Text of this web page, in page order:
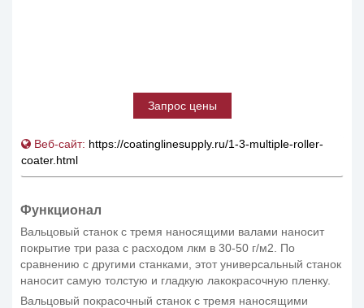
Запрос цены
Веб-сайт: https://coatinglinesupply.ru/1-3-multiple-roller-
coater.html
Функционал
Вальцовый станок с тремя наносящими валами наносит
покрытие три раза с расходом лкм в 30-50 г/м2. По
сравнению с другими станками, этот универсальный станок
наносит самую толстую и гладкую лакокрасочную пленку.
Вальцовый покрасочный станок с тремя наносящими